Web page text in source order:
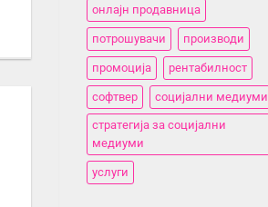
онлајн продавница
потрошувачи производи
промоција рентабилност
софтвер социјални медиуми
стратегија за социјални
медиуми
услуги